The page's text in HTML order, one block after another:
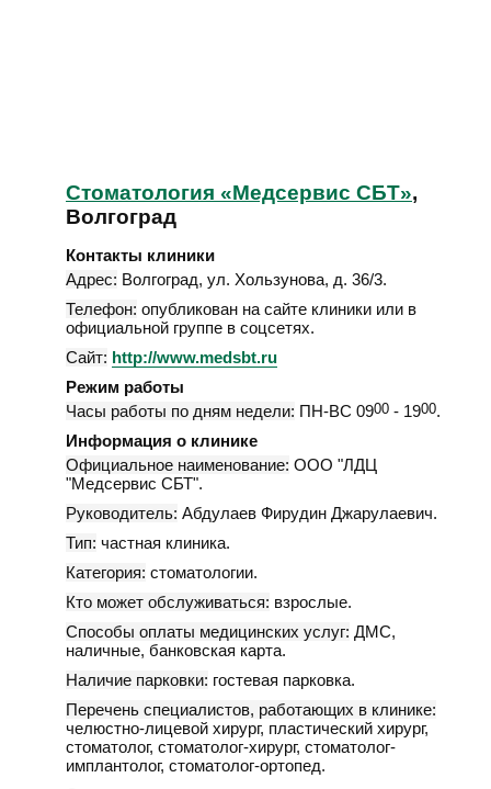
Стоматология «Медсервис СБТ»,
Волгоград
Контакты клиники
Адрес: Волгоград, ул. Хользунова, д. 36/3.
Телефон: опубликован на сайте клиники или в
официальной группе в соцсетях.
Сайт: http://www.medsbt.ru
Режим работы
Часы работы по дням недели: ПН-ВС 0900 - 1900.
Информация о клинике
Официальное наименование: ООО "ЛДЦ
"Медсервис СБТ".
Руководитель: Абдулаев Фирудин Джарулаевич.
Тип: частная клиника.
Категория: стоматологии.
Кто может обслуживаться: взрослые.
Способы оплаты медицинских услуг: ДМС,
наличные, банковская карта.
Наличие парковки: гостевая парковка.
Перечень специалистов, работающих в клинике:
челюстно-лицевой хирург, пластический хирург,
стоматолог, стоматолог-хирург, стоматолог-
имплантолог, стоматолог-ортопед.